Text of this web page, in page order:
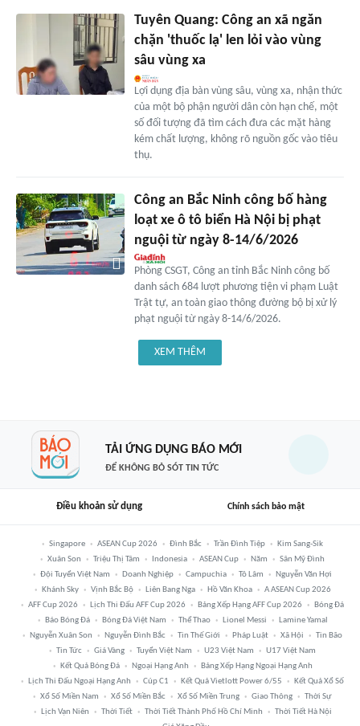
Tuyên Quang: Công an xã ngăn
chặn 'thuốc lạ' len lỏi vào vùng
sâu vùng xa
Lợi dụng địa bàn vùng sâu, vùng xa, nhận thức
của một bộ phận người dân còn hạn chế, một
số đối tượng đã tìm cách đưa các mặt hàng
kém chất lượng, không rõ nguồn gốc vào tiêu
thụ.
Công an Bắc Ninh công bố hàng
loạt xe ô tô biển Hà Nội bị phạt
nguội từ ngày 8-14/6/2026
Phòng CSGT, Công an tỉnh Bắc Ninh công bố
danh sách 684 lượt phương tiện vi phạm Luật
Trật tự, an toàn giao thông đường bộ bị xử lý
phạt nguội từ ngày 8-14/6/2026.
XEM THÊM
TẢI ỨNG DỤNG BÁO MỚI
ĐỂ KHÔNG BỎ SÓT TIN TỨC
Điều khoản sử dụng Chính sách bảo mật
Singapore ASEAN Cup 2026 Đình Bắc Trần Đình Tiệp
Kim Sang-Sik
Xuân Son
Triệu Thị Tâm Indonesia ASEAN Cup Năm
Sân Mỹ Đình
Đội Tuyển Việt Nam
Doanh Nghiệp Campuchia Tô Lâm
Nguyễn Văn Hợi
Khánh Sky
Vịnh Bắc Bộ Liên Bang Nga Hồ Văn Khoa
A ASEAN Cup 2026
AFF Cup 2026
Lịch Thi Đấu AFF Cup 2026 Bảng Xếp Hạng AFF Cup 2026
Bóng Đá
Báo Bóng Đá
Bóng Đá Việt Nam Thể Thao Lionel Messi
Lamine Yamal
Nguyễn Xuân Son
Nguyễn Đình Bắc Tin Thế Giới Pháp Luật Xã Hội
Tin Bão
Tin Tức
Giá Vàng Tuyển Việt Nam U23 Việt Nam
U17 Việt Nam
Kết Quả Bóng Đá
Ngoại Hạng Anh
Bảng Xếp Hạng Ngoại Hạng Anh
Lịch Thi Đấu Ngoại Hạng Anh
Cúp C1 Kết Quả Vietlott Power 6/55
Kết Quả Xổ Số
Xổ Số Miền Nam
Xổ Số Miền Bắc Xổ Số Miền Trung Giao Thông
Thời Sự
Lịch Vạn Niên
Thời Tiết Thời Tiết Thành Phố Hồ Chí Minh
Thời Tiết Hà Nội